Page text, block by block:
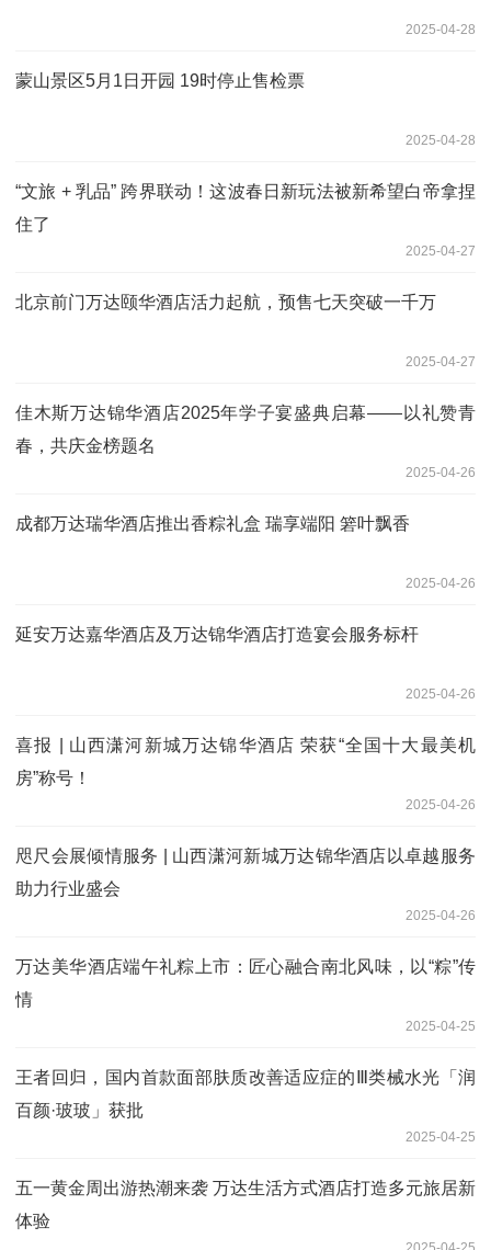
2025-04-28
蒙山景区5月1日开园 19时停止售检票
2025-04-28
“文旅 + 乳品” 跨界联动！这波春日新玩法被新希望白帝拿捏
住了
2025-04-27
北京前门万达颐华酒店活力起航，预售七天突破一千万
2025-04-27
佳木斯万达锦华酒店2025年学子宴盛典启幕——以礼赞青
春，共庆金榜题名
2025-04-26
成都万达瑞华酒店推出香粽礼盒 瑞享端阳 箬叶飘香
2025-04-26
延安万达嘉华酒店及万达锦华酒店打造宴会服务标杆
2025-04-26
喜报 | 山西潇河新城万达锦华酒店 荣获“全国十大最美机
房”称号！
2025-04-26
咫尺会展倾情服务 | 山西潇河新城万达锦华酒店以卓越服务
助力行业盛会
2025-04-26
万达美华酒店端午礼粽上市：匠心融合南北风味，以“粽”传
情
2025-04-25
王者回归，国内首款面部肤质改善适应症的Ⅲ类械水光「润
百颜·玻玻」获批
2025-04-25
五一黄金周出游热潮来袭 万达生活方式酒店打造多元旅居新
体验